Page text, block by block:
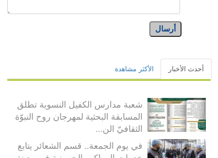
أرسال
أحدث الأخبار الأكثر مشاهدة
شعبة مدارس الكفيل النسوية تطلق
المسابقة البحثية لمهرجان روح النبوّة
الثقافيّ الن...
في يوم الجمعة.. قسم الشعائر يتابع